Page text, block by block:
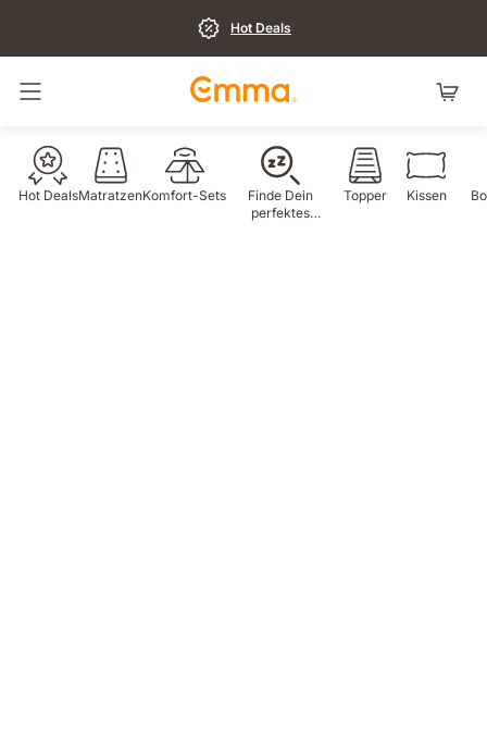
Hot Deals
Navigation umschalten
Hot DealsMatratzenKomfort-Sets
Finde Dein
perfektes
Topper Kissen